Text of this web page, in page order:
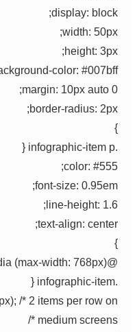
display: block;
width: 50px;
height: 3px;
color: #007bff;
margin: 10px auto 0;
border-radius: 2px;
}
.infographic-item p {
color: #555;
font-size: 0.95em;
line-height: 1.6;
text-align: center;
}
@media (max-width: 768px) {
.infographic-item {
/* 2 items per row on
medium screens */